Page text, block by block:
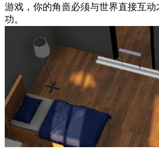
游戏，你的角啬必须与世界直接互
功。